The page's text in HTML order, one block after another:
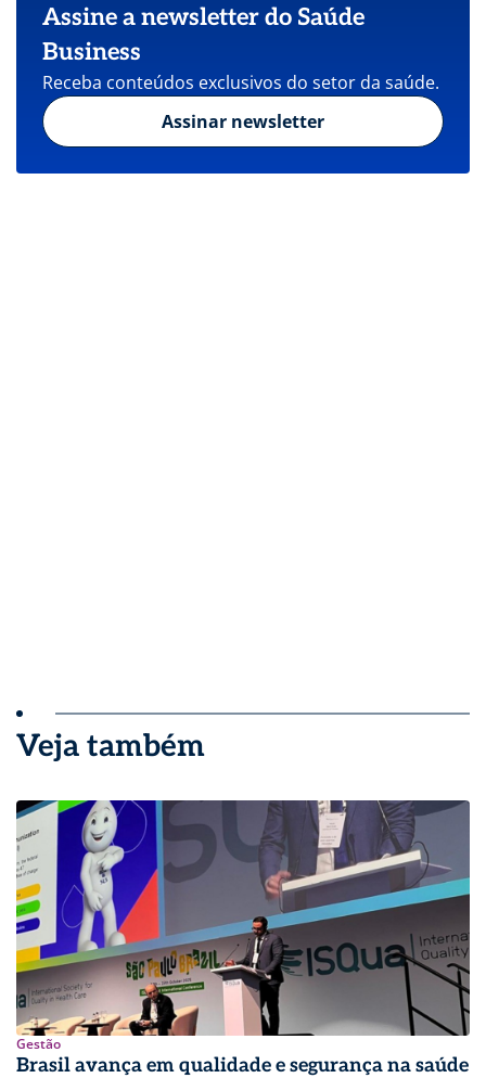
Assine a newsletter do Saúde
Business
Receba conteúdos exclusivos do setor da saúde.
Assinar newsletter
Veja também
Gestão
Brasil avança em qualidade e segurança na saúde